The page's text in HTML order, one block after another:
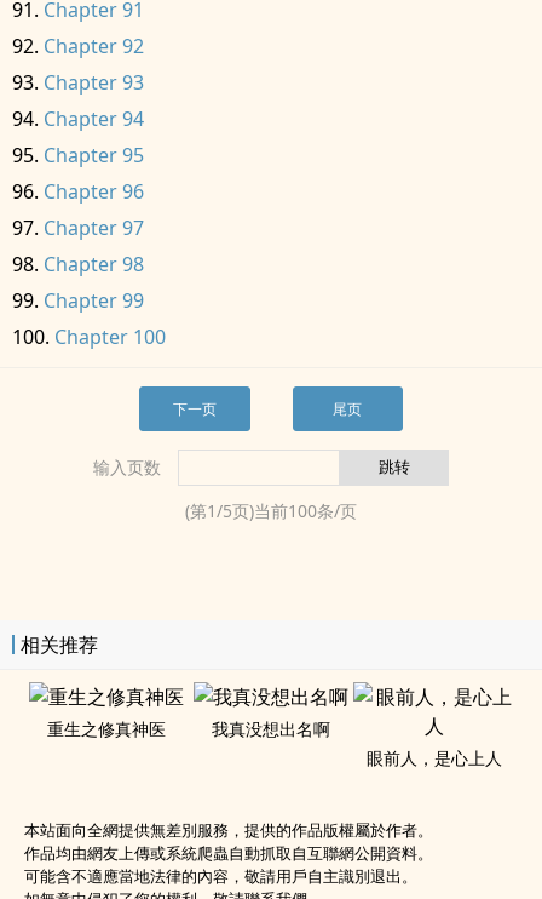
Chapter 91
Chapter 92
Chapter 93
Chapter 94
Chapter 95
Chapter 96
Chapter 97
Chapter 98
Chapter 99
Chapter 100
下一页 尾页
输入页数
(第1/5页)当前100条/页
相关推荐
重生之修真神医
我真没想出名啊
眼前人，是心上人
本站面向全網提供無差別服務，提供的作品版權屬於作者。
作品均由網友上傳或系統爬蟲自動抓取自互聯網公開資料。
可能含不適應當地法律的內容，敬請用戶自主識別退出。